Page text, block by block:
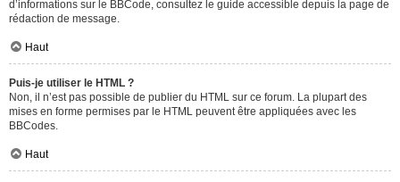
d’informations sur le BBCode, consultez le guide accessible depuis la page de
rédaction de message.
Haut
Puis-je utiliser le HTML ?
Non, il n’est pas possible de publier du HTML sur ce forum. La plupart des
mises en forme permises par le HTML peuvent être appliquées avec les
BBCodes.
Haut